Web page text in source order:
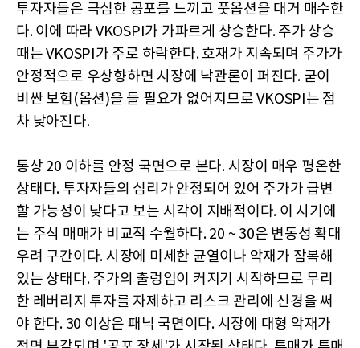
투자자들은 극심한 공포를 느끼고 풋옵션을 대거 매수한
다. 이에 따라 VKOSPI가 가파르게 상승한다. 주가 상승
때는 VKOSPI가 주로 하락한다. 호재가 지속되며 주가가
안정적으로 우상향하면 시장에 낙관론이 퍼진다. 굳이
비싼 보험(옵션)을 들 필요가 없어지므로 VKOSPI는 점
차 낮아진다.
통상 20 이하를 안정 국면으로 본다. 시장이 매우 평온한
상태다. 투자자들의 심리가 안정되어 있어 주가가 급변
할 가능성이 낮다고 보는 시각이 지배적이다. 이 시기에
는 주식 매매가 비교적 수월하다. 20 ~ 30은 변동성 확대
우려 구간이다. 시장에 미세한 균열이나 악재가 잠복해
있는 상태다. 주가의 출렁임이 커지기 시작하므로 무리
한 레버리지 투자를 자제하고 리스크 관리에 신경을 써
야 한다. 30 이상은 패닉 국면이다. 시장에 대형 악재가